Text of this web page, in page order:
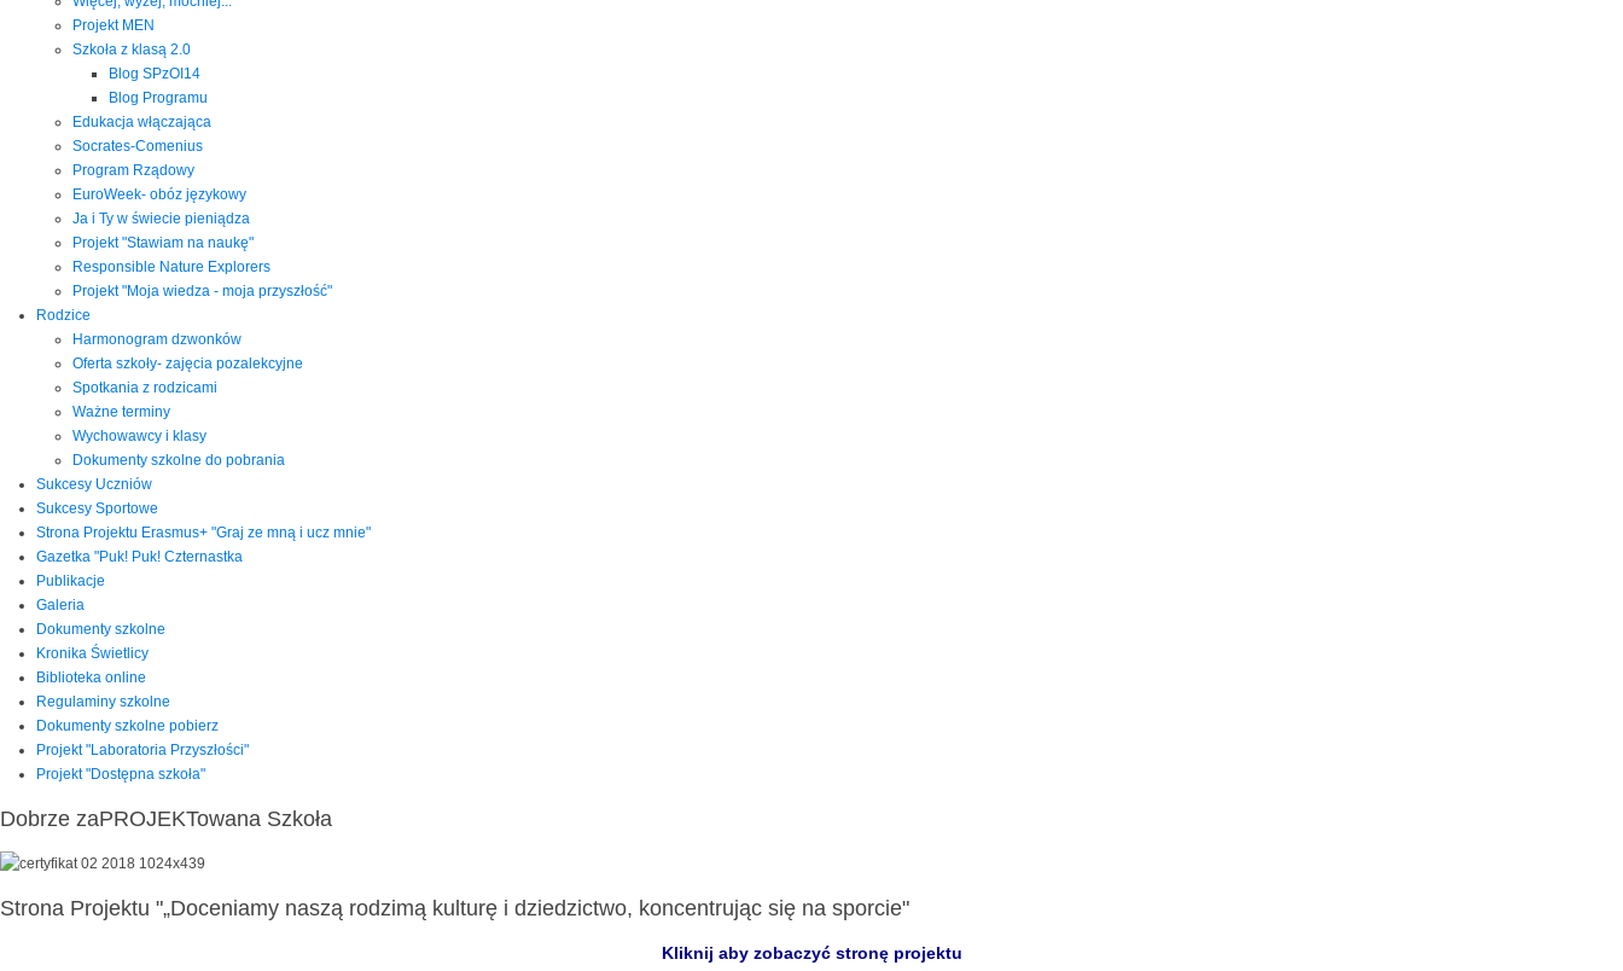
Projekt MEN
Szkoła z klasą 2.0
Blog SPzOI14
Blog Programu
Edukacja włączająca
Socrates-Comenius
Program Rządowy
EuroWeek- obóz językowy
Ja i Ty w świecie pieniądza
Projekt "Stawiam na naukę"
Responsible Nature Explorers
Projekt "Moja wiedza - moja przyszłość"
Rodzice
Harmonogram dzwonków
Oferta szkoły- zajęcia pozalekcyjne
Spotkania z rodzicami
Ważne terminy
Wychowawcy i klasy
Dokumenty szkolne do pobrania
Sukcesy Uczniów
Sukcesy Sportowe
Strona Projektu Erasmus+ "Graj ze mną i ucz mnie"
Gazetka "Puk! Puk! Czternastka
Publikacje
Galeria
Dokumenty szkolne
Kronika Świetlicy
Biblioteka online
Regulaminy szkolne
Dokumenty szkolne pobierz
Projekt "Laboratoria Przyszłości"
Projekt "Dostępna szkoła"
Dobrze zaPROJEKTowana Szkoła
Strona Projektu "„Doceniamy naszą rodzimą kulturę i dziedzictwo, koncentrując się na sporcie"
Kliknij aby zobaczyć stronę projektu